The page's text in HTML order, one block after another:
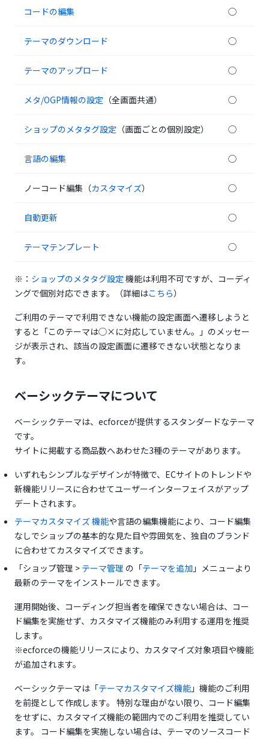
コードの編集 ◯
テーマのダウンロード ◯
テーマのアップロード ◯
メタ/OGP情報の設定 (opens in a new tab)
（全画面共通） ◯
ショップのメタタグ設定 (opens in a new tab)
（画面ごとの個別設定） ◯
言語の編集 ◯
ノーコード編集（カスタマイズ(opens in a new tab)
） ◯
自動更新 ◯
テーマテンプレート ◯
※： ショップのメタタグ設定 (opens in a new tab)
機能は利用不可ですが、コーディ
ングで個別対応できます。（詳細はこちら）
ご利用のテーマで利用できない機能の設定画面へ遷移しようと
すると「このテーマは◯×に対応していません。」のメッセー
ジが表示され、該当の設定画面に遷移できない状態となりま
す。
ベーシックテーマについて
ベーシックテーマは、ecforceが提供するスタンダードなテーマ
です。
サイトに掲載する商品数へあわせた3種のテーマがあります。
いずれもシンプルなデザインが特徴で、ECサイトのトレンドや
新機能リリースに合わせてユーザーインターフェイスがアップ
デートされます。
テーマカスタマイズ 機能(opens in a new tab)
や言語の編集機能により、コード編集
なしでショップの基本的な見た目や雰囲気を、独自のブランド
に合わせてカスタマイズできます。
「ショップ管理 > テーマ管理 (opens in a new tab)
の「テーマを追加(opens in a new
」メニューより
最新のテーマをインストールできます。
運用開始後、コーディング担当者を確保できない場合は、コー
ド編集を実施せず、カスタマイズ機能のみ利用する運用を推奨
します。
※ecforceの機能リリースにより、カスタマイズ対象項目や機能
が追加されます。
ベーシックテーマは「テーマカスタマイズ機能(opens in a new
」機能のご利用
を前提として作成します。 特別な理由がない限り、コード編集
をせずに、カスタマイズ機能の範囲内でのご利用を推奨してい
ます。 コード編集を実施しない場合は、テーマのソースコード